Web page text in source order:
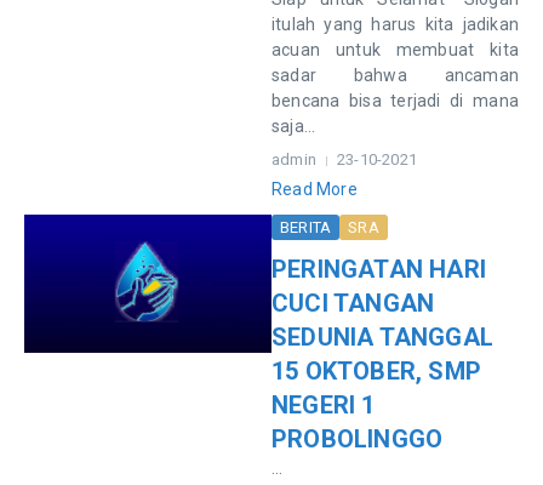
itulah yang harus kita jadikan
acuan untuk membuat kita
sadar bahwa ancaman
bencana bisa terjadi di mana
saja...
admin 23-10-2021
Read More
BERITA SRA
PERINGATAN HARI
CUCI TANGAN
SEDUNIA TANGGAL
15 OKTOBER, SMP
NEGERI 1
PROBOLINGGO